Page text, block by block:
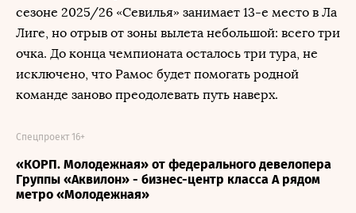
сезоне 2025/26 «Севилья» занимает 13-е место в Ла
Лиге, но отрыв от зоны вылета небольшой: всего три
очка. До конца чемпионата осталось три тура, не
исключено, что Рамос будет помогать родной
команде заново преодолевать путь наверх.
«КОРП. Молодежная» от федерального девелопера
Группы «Аквилон» - бизнес-центр класса А рядом
метро «Молодежная»
Спецпроект 16+